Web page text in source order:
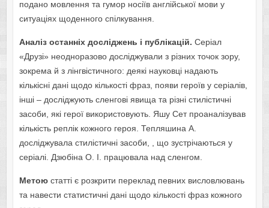
подано мовлення та гумор носіїв англійської мови у
ситуаціях щоденного спілкування.
Аналіз останніх досліджень і публікацій. Серіал
«Друзі» неодноразово досліджували з різних точок зору,
зокрема й з лінгвістичного: деякі науковці надають
кількісні дані щодо кількості фраз, появи героїв у серіалів,
інші – досліджують сленгові явища та різні стилістичні
засоби, які герої використовують. Яшу Сет проаналізував
кількість реплік кожного героя. Тепляшина А.
досліджувала стилістичні засоби, , що зустрічаються у
серіалі. Дзюбіна О. І. працювала над сленгом.
Метоюстатті є розкрити переклад певних висловлювань
та навести статистичні дані щодо кількості фраз кожного